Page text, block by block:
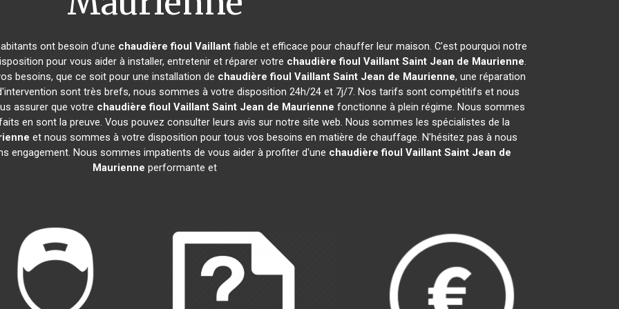
ont besoin d'une chaudière fioul Vaillantfiable et efficace pour chauffer leur maison. C'est pourquoi notre
pour vous aider à installer, entretenir et réparer votre chaudière fioul Vaillant Saint Jean de Maurienne.
besoins, que ce soit pour une installation de chaudière fioul Vaillant Saint Jean de Maurienne, une réparation
sont très brefs, nous sommes à votre disposition 24h/24 et 7j/7. Nos tarifs sont compétitifs et nous
assurer que votre chaudière fioul Vaillant Saint Jean de Maurienne fonctionne à plein régime. Nous sommes
en sont la preuve. Vous pouvez consulter leurs avis sur notre site web. Nous sommes les spécialistes de la
et nous sommes à votre disposition pour tous vos besoins en matière de chauffage. N'hésitez pas à nous
engagement. Nous sommes impatients de vous aider à profiter d'une chaudière fioul Vaillant Saint Jean de
Maurienne performante et